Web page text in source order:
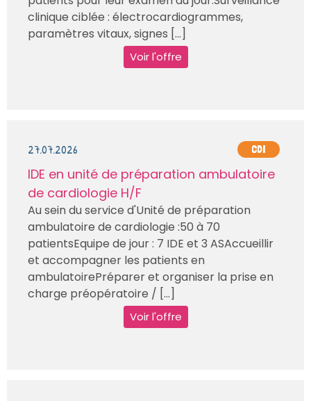
clinique ciblée : électrocardiogrammes,
paramètres vitaux, signes [...]
Voir l'offre
27.07.2026 CDI
IDE en unité de préparation ambulatoire
de cardiologie H/F
Au sein du service d'Unité de préparation
ambulatoire de cardiologie :50 à 70
patientsEquipe de jour : 7 IDE et 3 ASAccueillir
et accompagner les patients en
ambulatoirePréparer et organiser la prise en
charge préopératoire / [...]
Voir l'offre